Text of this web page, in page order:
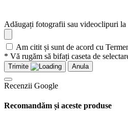
Adăugați fotografii sau videoclipuri la
Am citit și sunt de acord cu
* Vă rugăm să bifați caseta de
Trimite Anula
Recenzii Google
Recomandăm și aceste produse